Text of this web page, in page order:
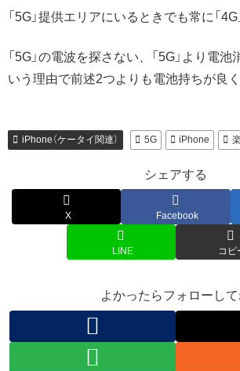
「5G」提供エリアにいるときでも常に「4G
「5G」の電波を探さない、「5G」より電
いう理由で前述2つよりも電池持ちが良く
iPhone（ケータイ関連） 5G iPhone
シェアする
X Facebook
LINE コピ
よかったらフォローし